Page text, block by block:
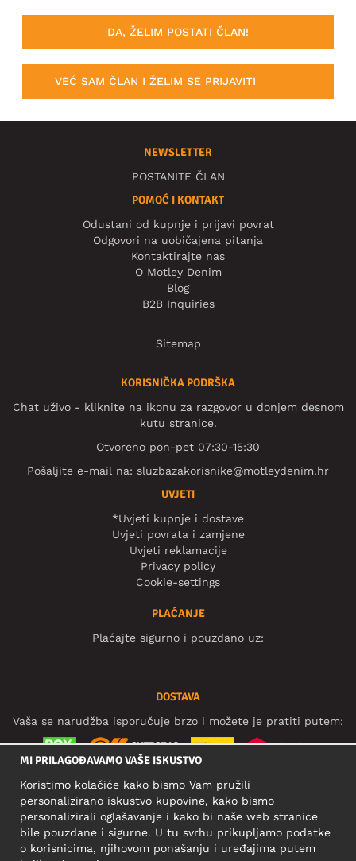
DA, ŽELIM POSTATI ČLAN!
VEĆ SAM ČLAN I ŽELIM SE PRIJAVITI
NEWSLETTER
POSTANITE ČLAN
POMOĆ I KONTAKT
Odustani od kupnje i prijavi povrat
Odgovori na uobičajena pitanja
Kontaktirajte nas
O Motley Denim
Blog
B2B Inquiries
Sitemap
KORISNIČKA PODRŠKA
Chat uživo - kliknite na ikonu za razgovor u donjem desnom
kutu stranice.
Otvoreno pon-pet 07:30-15:30
Pošaljite e-mail na: sluzbazakorisnike@motleydenim.hr
UVJETI
*Uvjeti kupnje i dostave
Uvjeti povrata i zamjene
Uvjeti reklamacije
Privacy policy
Cookie-settings
PLAĆANJE
Plaćajte sigurno i pouzdano uz:
DOSTAVA
Vaša se narudžba isporučuje brzo i možete je pratiti putem:
DRUŠTVENE MREŽE
POSLOVNA ADRESA
MI PRILAGOĐAVAMO VAŠE ISKUSTVO
Koristimo kolačiće kako bismo Vam pružili
personalizirano iskustvo kupovine, kako bismo
personalizirali oglašavanje i kako bi naše web stranice
bile pouzdane i sigurne. U tu svrhu prikupljamo podatke
o korisnicima, njihovom ponašanju i uređajima putem